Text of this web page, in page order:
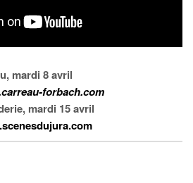
mardi 8 avril
forbach.com
mardi 15 avril